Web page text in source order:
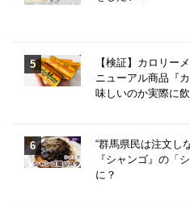
【検証】カロリー
ニューアル商品『
味しいのか実際に
“群馬県民は注文し
『シャンゴ』の「
に？